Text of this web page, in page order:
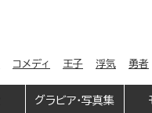
コメディ 王子 浮気 勇者
グラビア・写真集